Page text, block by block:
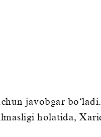
javobgar
holatida,